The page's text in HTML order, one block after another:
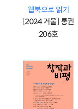
웹북으로 읽기
[2024 겨울] 통권
206호